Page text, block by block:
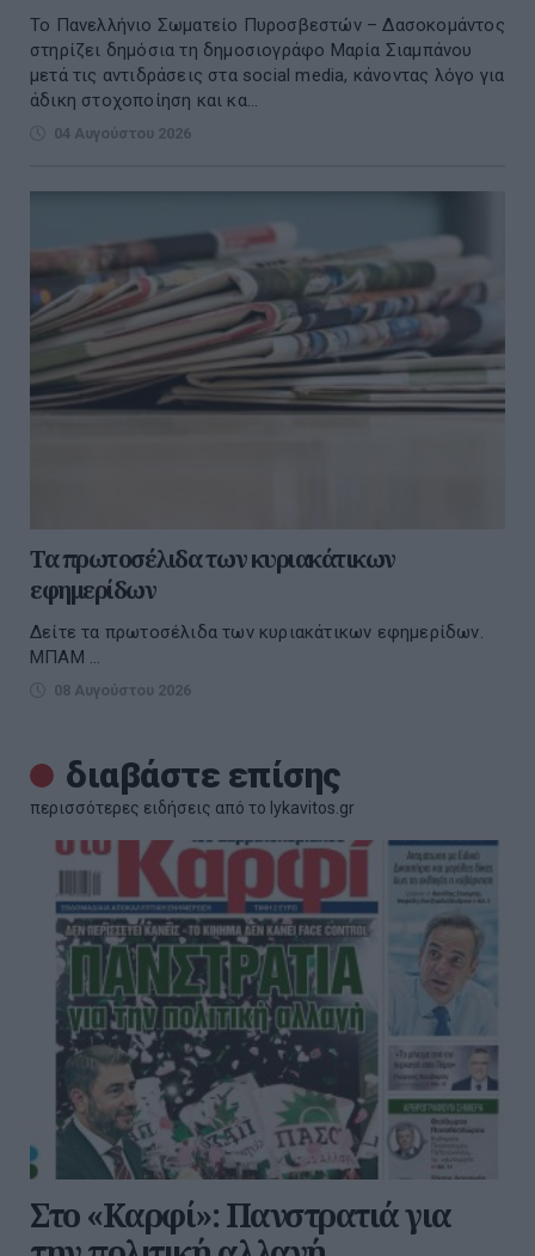
Το Πανελλήνιο Σωματείο Πυροσβεστών – Δασοκομάντος
στηρίζει δημόσια τη δημοσιογράφο Μαρία Σιαμπάνου
μετά τις αντιδράσεις στα social media, κάνοντας λόγο για
άδικη στοχοποίηση και κα...
04 Αυγούστου 2026
Τα πρωτοσέλιδα των κυριακάτικων
εφημερίδων
Δείτε τα πρωτοσέλιδα των κυριακάτικων εφημερίδων.
ΜΠΑΜ ...
08 Αυγούστου 2026
διαβάστε επίσης
περισσότερες ειδήσεις από το lykavitos.gr
Στο «Καρφί»: Πανστρατιά για